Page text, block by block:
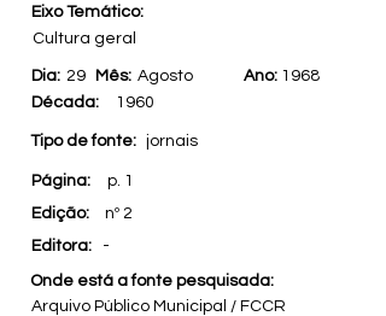
Eixo Temático:
Cultura geral
Dia:29 Mês:Agosto Ano:1968
Década:
1960
Tipo de fonte: jornais
Página:
p. 1
Edição:
nº 2
Editora:
-
Onde está a fonte pesquisada:
Arquivo Público Municipal / FCCR